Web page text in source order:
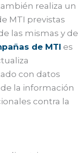
realiza un
MTI previstas
las mismas y de
de MTI es
con datos
la información
contra la